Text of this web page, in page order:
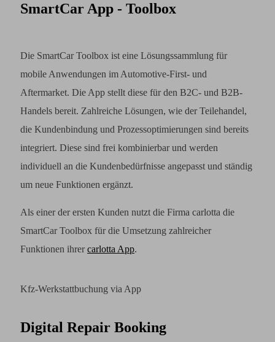
SmartCar App - Toolbox
Die SmartCar Toolbox ist eine Lösungssammlung für
mobile Anwendungen im Automotive-First- und
Aftermarket. Die App stellt diese für den B2C- und B2B-
Handels bereit. Zahlreiche Lösungen, wie der Teilehandel,
die Kundenbindung und Prozessoptimierungen sind bereits
integriert. Diese sind frei kombinierbar und werden
individuell an die Kundenbedürfnisse angepasst und ständig
um neue Funktionen ergänzt.
Als einer der ersten Kunden nutzt die Firma carlotta die
SmartCar Toolbox für die Umsetzung zahlreicher
Funktionen ihrercarlotta App.
Kfz-Werkstattbuchung via App
Digital Repair Booking